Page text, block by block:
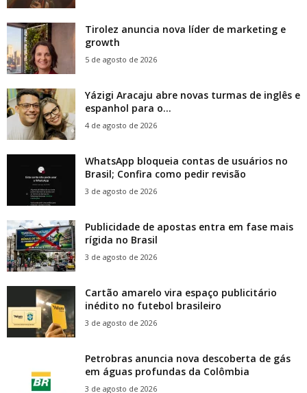
Tirolez anuncia nova líder de marketing e
growth
5 de agosto de 2026
Yázigi Aracaju abre novas turmas de inglês e
espanhol para o...
4 de agosto de 2026
WhatsApp bloqueia contas de usuários no
Brasil; Confira como pedir revisão
3 de agosto de 2026
Publicidade de apostas entra em fase mais
rígida no Brasil
3 de agosto de 2026
Cartão amarelo vira espaço publicitário
inédito no futebol brasileiro
3 de agosto de 2026
Petrobras anuncia nova descoberta de gás
em águas profundas da Colômbia
3 de agosto de 2026